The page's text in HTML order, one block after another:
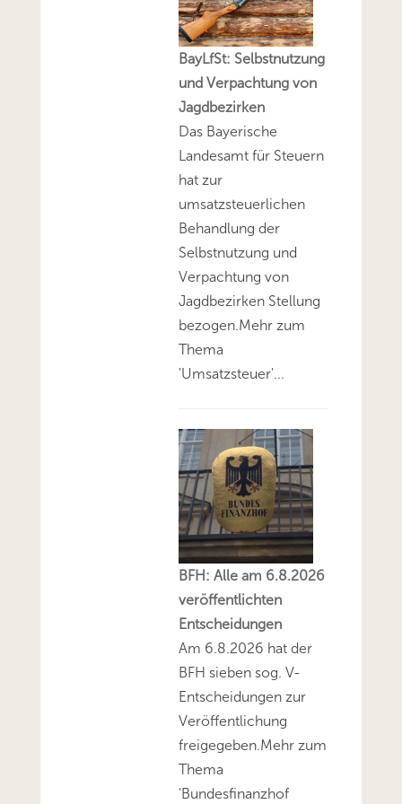
BayLfSt: Selbstnutzung
und Verpachtung von
Jagdbezirken
Das Bayerische
Landesamt für Steuern
hat zur
umsatzsteuerlichen
Behandlung der
Selbstnutzung und
Verpachtung von
Jagdbezirken Stellung
bezogen.Mehr zum
Thema
'Umsatzsteuer'...
BFH: Alle am 6.8.2026
veröffentlichten
Entscheidungen
Am 6.8.2026 hat der
BFH sieben sog. V-
Entscheidungen zur
Veröffentlichung
freigegeben.Mehr zum
Thema
'Bundesfinanzhof